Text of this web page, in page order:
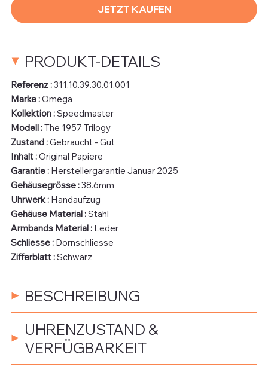
JETZT KAUFEN
PRODUKT-DETAILS
Referenz :311.10.39.30.01.001
Marke :Omega
Kollektion :Speedmaster
Modell :The 1957 Trilogy
Zustand :Gebraucht - Gut
Inhalt :Original Papiere
Garantie : Herstellergarantie Januar 2025
Gehäusegrösse :38.6mm
Uhrwerk : Handaufzug
Gehäuse Material :Stahl
Armbands Material : Leder
Schliesse : Dornschliesse
Zifferblatt :Schwarz
BESCHREIBUNG
UHRENZUSTAND &
VERFÜGBARKEIT